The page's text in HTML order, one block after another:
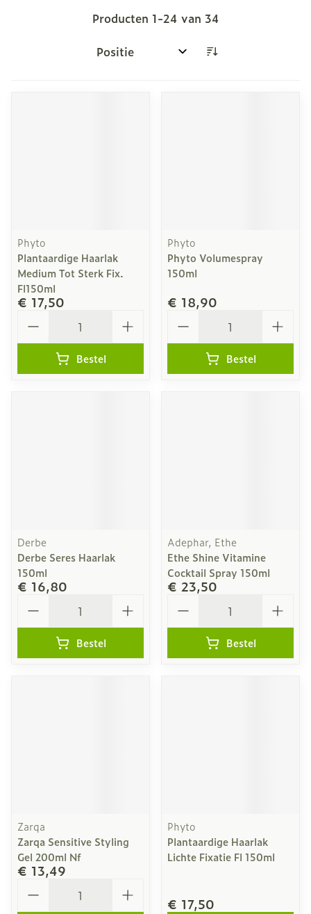
Producten 1-24 van 34
Sorteer op:
Phyto
Plantaardige Haarlak
Medium Tot Sterk Fix.
Fl150ml
€ 17,50
Bestel
Phyto
Phyto Volumespray
150ml
€ 18,90
Bestel
Derbe
Derbe Seres Haarlak
150ml
€ 16,80
Bestel
Adephar, Ethe
Ethe Shine Vitamine
Cocktail Spray 150ml
€ 23,50
Bestel
Zarqa
Zarqa Sensitive Styling
Gel 200ml Nf
€ 13,49
Phyto
Plantaardige Haarlak
Lichte Fixatie Fl 150ml
€ 17,50